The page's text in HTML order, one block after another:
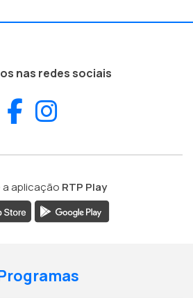
nas redes sociais
Facebook
a aplicação RTP Play